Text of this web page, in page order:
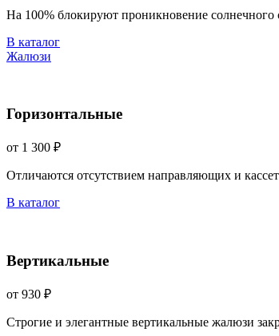
На 100% блокируют проникновение солнечного
В каталог
Жалюзи
Горизонтальные
от 1 300 ₽
Отличаются отсутствием направляющих и
В каталог
Вертикальные
от 930 ₽
Строгие и элегантные вертикальные жалюзи